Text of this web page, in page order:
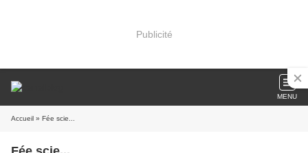
Publicité
MENU
Accueil » Fée scie...